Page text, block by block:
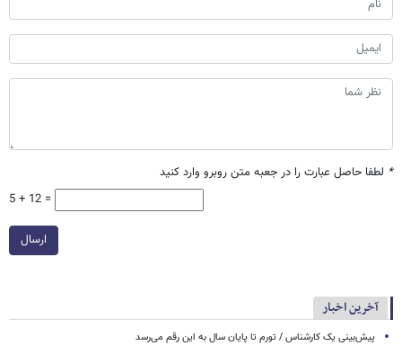
* لطفا حاصل عبارت را در جعبه متن روبرو وارد کنید
5 + 12 =
ارسال
آخرین اخبار
پیش‌بینی یک کارشناس / تورم تا پایان سال به این رقم می‌رسد